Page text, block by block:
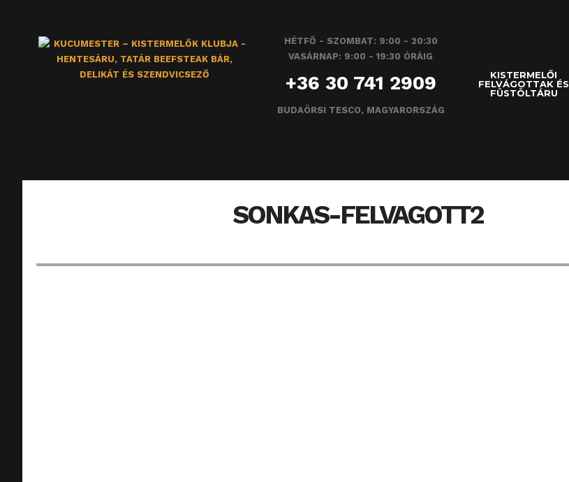
HÉTFŐ - SZOMBAT: 9:00 - 20:30
VASÁRNAP: 9:00 - 19:30 ÓRÁIG
+36 30 741 2909
BUDAÖRSI TESCO, MAGYARORSZÁG
KISTERMELŐI
FELVÁGOTTAK ÉS
FÜSTÖLTÁRU
SONKAS-FELVAGOTT2